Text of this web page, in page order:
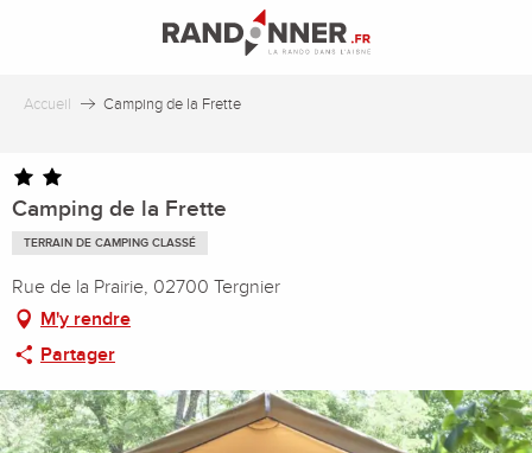
principal
Accueil Camping de la Frette
Camping de la Frette
TERRAIN DE CAMPING CLASSÉ
Rue de la Prairie, 02700 Tergnier
M'y rendre
Partager